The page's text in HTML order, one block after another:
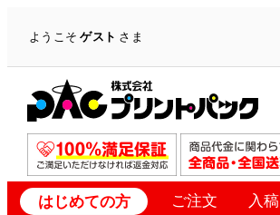
ようこそゲスト さま
はじめての方 ご注文 入